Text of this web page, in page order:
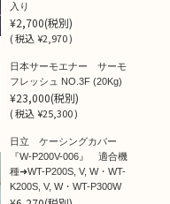
入り
¥2,700(税別)
(税込¥2,970 )
日本サーモエナー サーモ
フレッシュ NO.3F (20Kg)
¥23,000(税別)
(税込¥25,300 )
日立 ケーシングカバー
『W-P200V-006』 適合機
種➜WT-P200S, V, W・WT-
K200S, V, W・WT-P300W